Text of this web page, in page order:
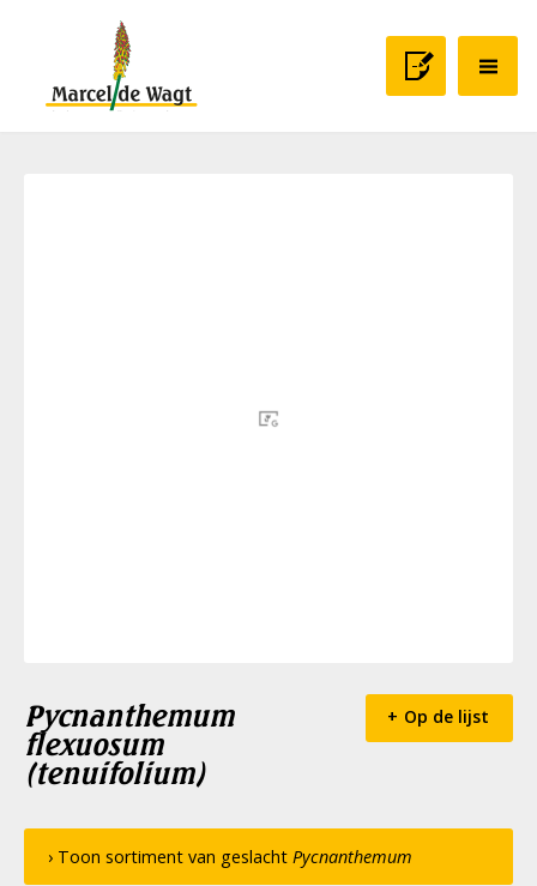
Pycnanthemum
flexuosum
(tenuifolium)
Op de lijst
› Toon sortiment van geslacht Pycnanthemum